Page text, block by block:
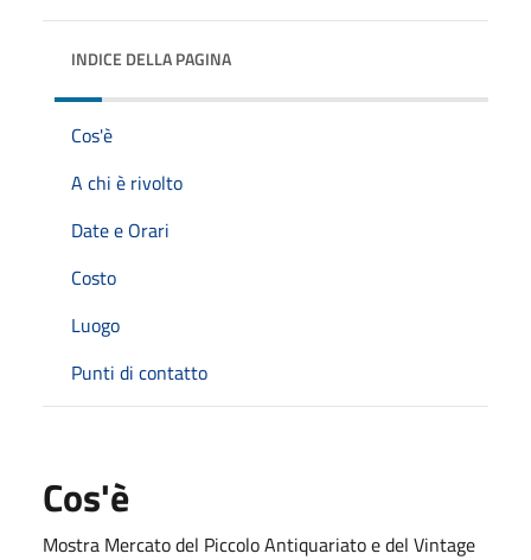
INDICE DELLA PAGINA
Cos'è
A chi è rivolto
Date e Orari
Costo
Luogo
Punti di contatto
Cos'è
Mostra Mercato del Piccolo Antiquariato e del Vintage